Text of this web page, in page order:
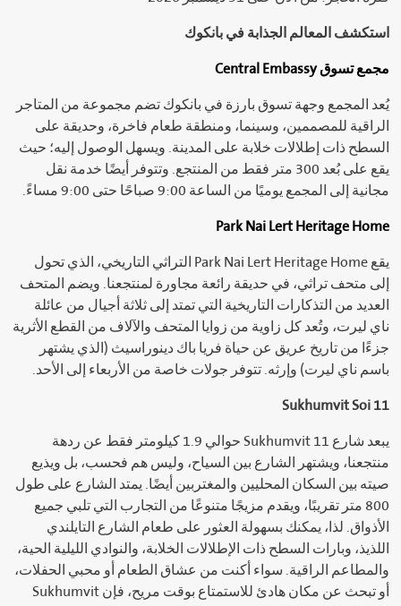
استكشف المعالم الجذابة في بانكوك
مجمع تسوق Central Embassy
يُعد المجمع وجهة تسوق بارزة في بانكوك تضم مجموعة من المتاجر
الراقية للمصممين، وسينما، ومنطقة طعام فاخرة، وحديقة على
السطح ذات إطلالات خلابة على المدينة. ويسهل الوصول إليه؛ حيث
يقع على بُعد 300 متر فقط من المنتجع. وتتوفر أيضًا خدمة نقل
مجانية إلى المجمع يوميًا من الساعة 9:00 صباحًا حتى 9:00 مساءً.
Park Nai Lert Heritage Home
يقع Park Nai Lert Heritage Home التراثي التاريخي، الذي تحول
إلى متحف تراثي، في حديقة رائعة مجاورة لمنتجعنا. ويضم المتحف
العديد من التذكارات التاريخية التي تمتد إلى ثلاثة أجيال من عائلة
ناي ليرت، وتُعد كل زاوية من زوايا المتحف والآلاف من القطع الأثرية
جزءًا من تاريخ عريق عن حياة فريا باك دينوراسيث (الذي يشتهر
باسم ناي ليرت) وإرثه. تتوفر جولات خاصة من الأربعاء إلى الأحد.
Sukhumvit Soi 11
يبعد شارع Sukhumvit 11 حوالي 1.9 كيلومتر فقط عن ردهة
منتجعنا، ويشتهر الشارع بين السياح، وليس هم فحسب، بل ويذيع
صيته بين السكان المحليين والمغتربين أيضًا. يمتد الشارع على طول
800 متر تقريبًا، ويقدم مزيجًا متنوعًا من التجارب التي تلبي جميع
الأذواق. لذا، يمكنك بسهولة العثور على طعام الشارع التايلندي
اللذيذ، وبارات السطح ذات الإطلالات الخلابة، والنوادي الليلية الحية،
والمطاعم الراقية. سواء أكنت من عشاق الطعام أو محبي الحفلات،
أو تبحث عن مكان هادئ للاستمتاع بوقت مريح، فإن Sukhumvit